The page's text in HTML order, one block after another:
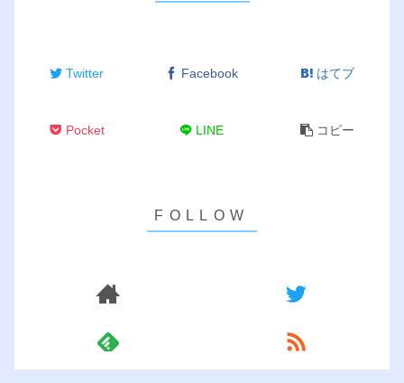
Twitter Facebook はてブ
Pocket LINE コピー